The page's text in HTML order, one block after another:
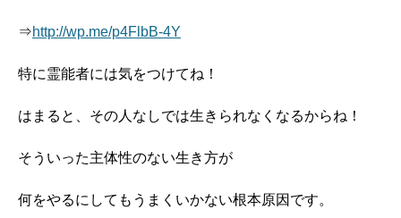
⇒http://wp.me/p4FlbB-4Y
特に霊能者には気をつけてね！
はまると、その人なしでは生きられなくなるからね！
そういった主体性のない生き方が
何をやるにしてもうまくいかない根本原因です。